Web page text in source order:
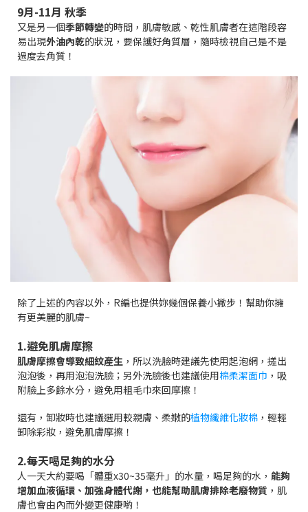
9月-11月 秋季
又是另一個季節轉變的時間，肌膚敏感、乾性肌膚者在這階段容
易出現外油內乾的狀況，要保護好角質層，隨時檢視自己是不是
過度去角質！
除了上述的內容以外，R編也提供妳幾個保養小撇步！幫助你擁
有更美麗的肌膚~
1.避免肌膚摩擦
肌膚摩擦會導致細紋產生 ，所以洗臉時建議先使用起泡網，搓出
泡泡後，再用泡泡洗臉；另外洗臉後也建議使用棉柔潔面巾 ，吸
附臉上多餘水分，避免用粗毛巾來回摩擦！
還有，卸妝時也建議選用較親膚、柔嫩的植物纖維化妝棉 ，輕輕
卸除彩妝，避免肌膚摩擦！
2.每天喝足夠的水分
人一天大約要喝「體重x30~35毫升」的水量，喝足夠的水， 能夠
增加血液循環、加強身體代謝，也能幫助肌膚排除老廢物質 ，肌
膚也會由內而外變更健康喲！